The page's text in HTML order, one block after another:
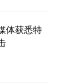
体获悉特